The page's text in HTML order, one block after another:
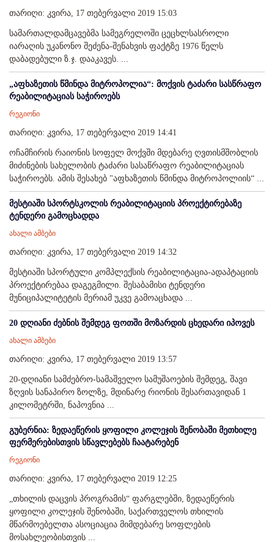
თარიღი: კვირა, 17 თებერვალი 2019 15:03
სამართალდამცავებმა სამეგრელოში ცეცხლსასროლი
იარაღის უკანონო შეძენა-შენახვის ფაქტზე 1976 წელს
დაბადებული ზ.ჯ. დააკავეს. ...
„აფხაზეთის წმინდა მიტროპოლია“: მოქვის ტაძარი სასწრაფო
რეაბილიტაციას საჭიროებს
რეგიონი
თარიღი: კვირა, 17 თებერვალი 2019 14:41
ოჩამჩირის რაიონის სოფელ მოქვში მდებარე ღვთისმშობლის
მიძინების სახელობის ტაძარი სასაწრაფო რეაბილიტაციას
საჭიროებს. ამის შესახებ "აფხაზეთის წმინდა მიტროპოლიის“ ...
მესტიაში სპორტსკოლის რეაბილიტაციის პროექტირებაზე
ტენდერი გამოცხადდა
ახალი ამბები
თარიღი: კვირა, 17 თებერვალი 2019 14:32
მესტიაში სპორტული კომპლექსის რეაბილიტაცია-ადაპტაციის
პროექტირებაა დაგეგმილი. შესაბამისი ტენდერი
მუნიციპალიტეტის მერიამ უკვე გამოაცხადა ...
20 დღიანი ძებნის შემდეგ ფოთში მოზარდის ცხედარი იპოვეს
ახალი ამბები
თარიღი: კვირა, 17 თებერვალი 2019 13:57
20-დღიანი სამძებრო-სამაშველო სამუშაოების შემდეგ, შავი
ზღვის სანაპირო ზოლზე, მდინარე რიონის შესართავიდან 1
კილომეტრში, ნაპოვნია ...
გუბერნია: ზედაეწერის ყოფილი კოლეჯის შენობაში მეთხილე
ფერმერებისთვის სწავლებებს ჩაატარებენ
რეგიონი
თარიღი: კვირა, 17 თებერვალი 2019 12:25
„თხილის დაცვის პროგრამის“ ფარგლებში, ზედაეწერის
ყოფილი კოლეჯის შენობაში, საქართველოს თხილის
მწარმოებელთა ასოციაცია მიმდებარე სოფლების
მოსახლეობისთვის ...